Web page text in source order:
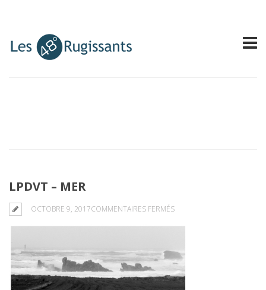
LPDVT – MER
OCTOBRE 9, 2017COMMENTAIRES FERMÉSSUR
MER